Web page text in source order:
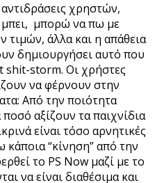
χρηστών,
μπορώ να πω με
τιμών, άλλα και η απάθεια
δημιουργήσει αυτό που
shit-storm. Οι χρήστες
να φέρνουν στην
Από την ποιότητα
αξίζουν τα παιχνίδια
είναι τόσο αρνητικές
κάποια “κίνηση” από την
το PS Now μαζί με το
να είναι διαθέσιμα και